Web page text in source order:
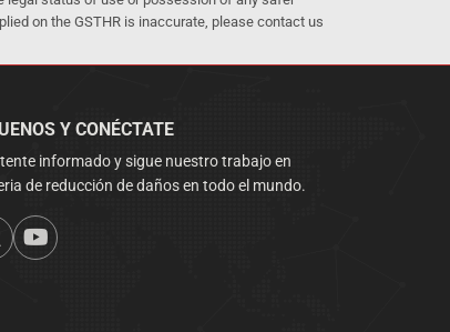
on the GSTHR is inaccurate, please contact us
Y CONÉCTATE
informado y sigue nuestro trabajo en
de reducción de daños en todo el mundo.